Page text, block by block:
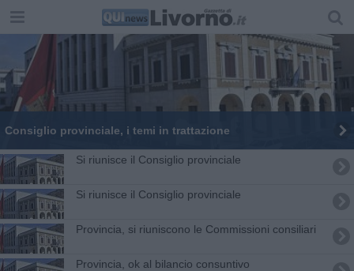
Consiglio provinciale, i temi in trattazione
Si riunisce il Consiglio provinciale
Si riunisce il Consiglio provinciale
Provincia, si riuniscono le Commissioni consiliari
Provincia, ok al bilancio consuntivo